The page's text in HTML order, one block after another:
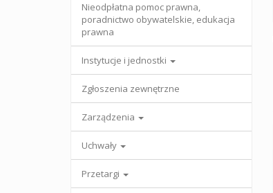
Nieodpłatna pomoc prawna,
poradnictwo obywatelskie, edukacja
prawna
Instytucje i jednostki
Zgłoszenia zewnętrzne
Zarządzenia
Uchwały
Przetargi